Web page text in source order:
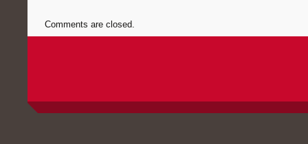
Comments are closed.